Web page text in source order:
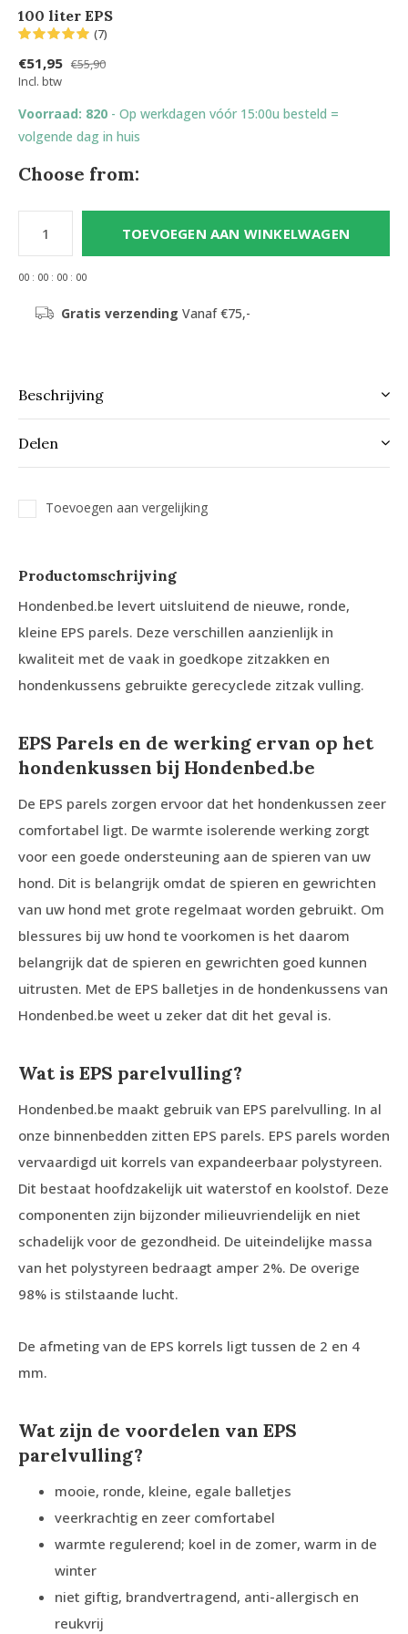
100 liter EPS
(7)
€51,95 €55,90
Incl. btw
Voorraad: 820 - Op werkdagen vóór 15:00u besteld =
volgende dag in huis
Choose from:
TOEVOEGEN AAN WINKELWAGEN
00 : 00 : 00 : 00
Gratis verzending Vanaf €75,-
Beschrijving
Delen
Toevoegen aan vergelijking
Productomschrijving
Hondenbed.be levert uitsluitend de nieuwe, ronde,
kleine EPS parels. Deze verschillen aanzienlijk in
kwaliteit met de vaak in goedkope zitzakken en
hondenkussens gebruikte gerecyclede zitzak vulling.
EPS Parels en de werking ervan op het
hondenkussen bij Hondenbed.be
De EPS parels zorgen ervoor dat het hondenkussen zeer
comfortabel ligt. De warmte isolerende werking zorgt
voor een goede ondersteuning aan de spieren van uw
hond. Dit is belangrijk omdat de spieren en gewrichten
van uw hond met grote regelmaat worden gebruikt. Om
blessures bij uw hond te voorkomen is het daarom
belangrijk dat de spieren en gewrichten goed kunnen
uitrusten. Met de EPS balletjes in de hondenkussens van
Hondenbed.be weet u zeker dat dit het geval is.
Wat is EPS parelvulling?
Hondenbed.be maakt gebruik van EPS parelvulling. In al
onze binnenbedden zitten EPS parels. EPS parels worden
vervaardigd uit korrels van expandeerbaar polystyreen.
Dit bestaat hoofdzakelijk uit waterstof en koolstof. Deze
componenten zijn bijzonder milieuvriendelijk en niet
schadelijk voor de gezondheid. De uiteindelijke massa
van het polystyreen bedraagt amper 2%. De overige
98% is stilstaande lucht.
De afmeting van de EPS korrels ligt tussen de 2 en 4
mm.
Wat zijn de voordelen van EPS
parelvulling?
mooie, ronde, kleine, egale balletjes
veerkrachtig en zeer comfortabel
warmte regulerend; koel in de zomer, warm in de
winter
niet giftig, brandvertragend, anti-allergisch en
reukvrij